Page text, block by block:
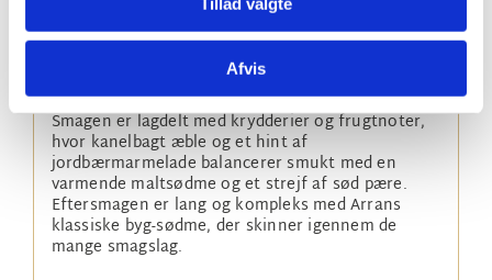
Afvis
Resultatet er en whisky med stor charme og
kompleksitet. Den dybe mahognifarve ledsages af
en aroma, der byder på vaniljekrydderi, moden
citrus og tørret frugt med et strejf af nødder.
Smagen er lagdelt med krydderier og frugtnoter,
hvor kanelbagt æble og et hint af
jordbærmarmelade balancerer smukt med en
varmende maltsødme og et strejf af sød pære.
Eftersmagen er lang og kompleks med Arrans
klassiske byg-sødme, der skinner igennem de
mange smagslag.